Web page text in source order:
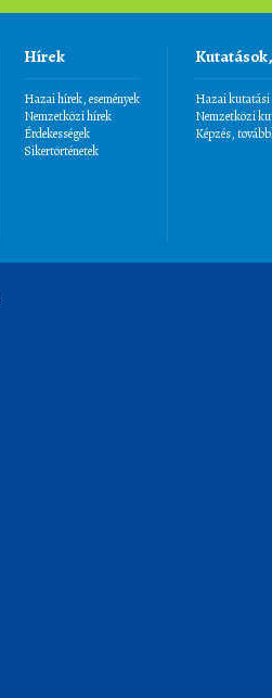
Hírek
Hazai hírek, események
Nemzetközi hírek
Érdekességek
Sikertörténetek
Hazai kutatási
Nemzetközi
Képzés,